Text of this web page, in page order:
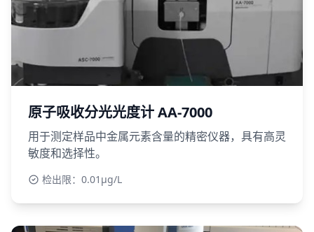
原子吸收分光光度计 AA-7000
用于测定样品中金属元素含量的精密仪器，具有高灵
敏度和选择性。
检出限：0.01μg/L